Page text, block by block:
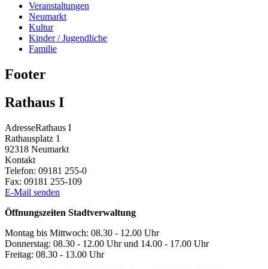
Veranstaltungen
Neumarkt
Kultur
Kinder / Jugendliche
Familie
Footer
Rathaus I
AdresseRathaus I
Rathausplatz 1
92318 Neumarkt
Kontakt
Telefon: 09181 255-0
Fax: 09181 255-109
E-Mail senden
Öffnungszeiten Stadtverwaltung
Montag bis Mittwoch: 08.30 - 12.00 Uhr
Donnerstag: 08.30 - 12.00 Uhr und 14.00 - 17.00 Uhr
Freitag: 08.30 - 13.00 Uhr